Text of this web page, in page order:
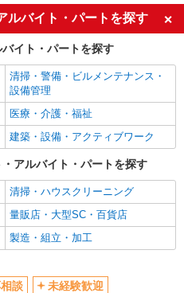
ミドル（40代～）活躍中
車通勤OK
社会保険あり
ルバイト・パートを探す
イト・パートを探す
清掃・警備・ビルメンテナンス・
設備管理
医療・介護・福祉
建築・設備・アクティブワーク
アルバイト・パートを探す
清掃・ハウスクリーニング
量販店・大型SC・百貨店
製造・組立・加工
談
未経験歓迎